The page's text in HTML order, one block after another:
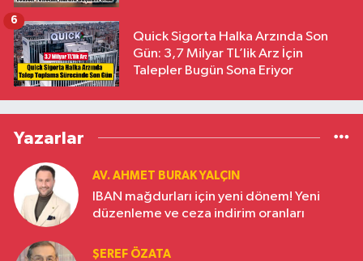
Quick Sigorta Halka Arzında Son
Gün: 3,7 Milyar TL’lik Arz İçin
Talepler Bugün Sona Eriyor
6
Yazarlar
AV. AHMET BURAK YALÇIN
IBAN mağdurları için yeni dönem! Yeni
düzenleme ve ceza indirim oranları
ŞEREF ÖZATA